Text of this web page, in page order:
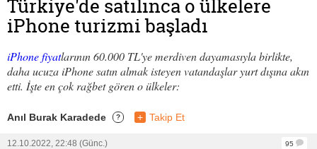
Türkiye'de satılınca o ülkelere
iPhone turizmi başladı
iPhone fiyatlarının 60.000 TL'ye merdiven dayamasıyla birlikte,
daha ucuza iPhone satın almak isteyen vatandaşlar yurt dışına akın
etti. İşte en çok rağbet gören o ülkeler:
Anıl Burak Karadede ? + Takip Et
12.10.2022, 22:48 (Günc.)
95